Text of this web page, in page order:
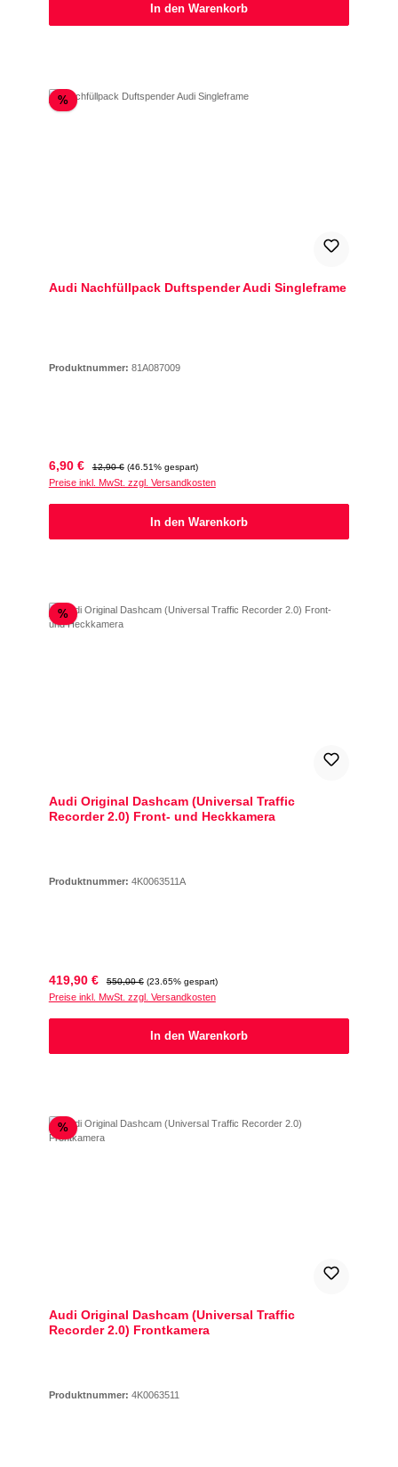
In den Warenkorb
%Rabatt
Audi Nachfüllpack Duftspender Audi Singleframe
Produktnummer: 81A087009
Verkaufspreis:
6,90 € Regulärer Preis:
12,90 € (46.51% gespart)
Preise inkl. MwSt. zzgl. Versandkosten
In den Warenkorb
%Rabatt
Audi Original Dashcam (Universal Traffic
Recorder 2.0) Front- und Heckkamera
Produktnummer: 4K0063511A
Verkaufspreis:
419,90 € Regulärer Preis:
550,00 € (23.65% gespart)
Preise inkl. MwSt. zzgl. Versandkosten
In den Warenkorb
%Rabatt
Audi Original Dashcam (Universal Traffic
Recorder 2.0) Frontkamera
Produktnummer: 4K0063511